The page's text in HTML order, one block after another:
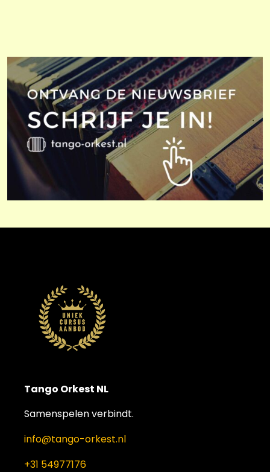
Tango Orkest NL
Samenspelen verbindt.
info@tango-orkest.nl
+31 54977176